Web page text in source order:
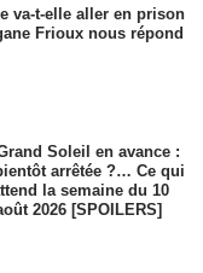
va-t-elle aller en prison
Frioux nous répond
Soleil en avance :
arrêtée ?… Ce qui
la semaine du 10
2026 [SPOILERS]